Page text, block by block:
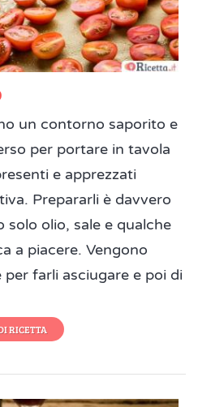
un contorno saporito e
per portare in tavola
e apprezzati
Prepararli è davvero
solo olio, sale e qualche
a piacere. Vengono
farli asciugare e poi di
RICETTA